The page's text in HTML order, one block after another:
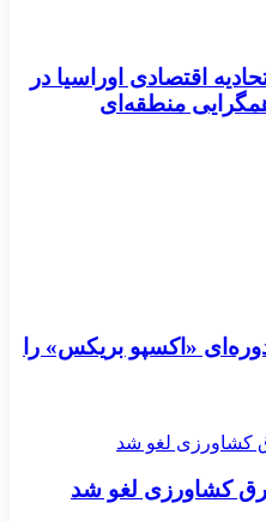
اقتصادی اوراسیا در
منطقه‌ای
«اکسپو بریکس» را
کشاورزی لغو شد